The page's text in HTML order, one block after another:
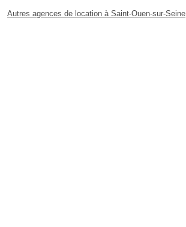
Autres agences de location à Saint-Ouen-sur-Seine